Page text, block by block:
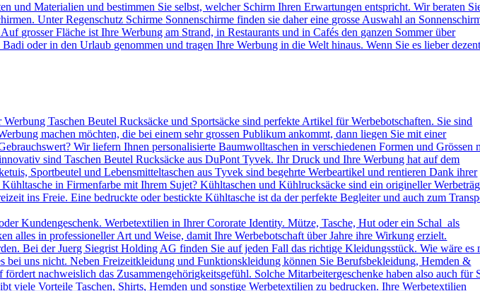
und Materialien und bestimmen Sie selbst, welcher Schirm Ihren Erwartungen entspricht. Wir beraten
Unter Regenschutz Schirme Sonnenschirme finden sie daher eine grosse Auswahl an
grosser Fläche ist Ihre Werbung am Strand, in Restaurants und in Cafés den ganzen Sommer über
oder in den Urlaub genommen und tragen Ihre Werbung in die Welt hinaus. Wenn Sie es lieber
Taschen Beutel Rucksäcke und Sportsäcke sind perfekte Artikel für Werbebotschaften. Sie sind
machen möchten, die bei einem sehr grossen Publikum ankommt, dann liegen Sie mit einer
Wir liefern Ihnen personalisierte Baumwolltaschen in verschiedenen Formen und Grössen
sind Taschen Beutel Rucksäcke aus DuPont Tyvek. Ihr Druck und Ihre Werbung hat auf dem
Sportbeutel und Lebensmitteltaschen aus Tyvek sind begehrte Werbeartikel und rentieren Dank ihrer
in Firmenfarbe mit Ihrem Sujet? Kühltaschen und Kühlrucksäcke sind ein origineller
ins Freie. Eine bedruckte oder bestickte Kühltasche ist da der perfekte Begleiter und auch zum
Kundengeschenk. Werbetextilien in Ihrer Cororate Identity. Mütze, Tasche, Hut oder ein Schal als
alles in professioneller Art und Weise, damit Ihre Werbebotschaft über Jahre ihre Wirkung erzielt.
Bei der Juerg Siegrist Holding AG finden Sie auf jeden Fall das richtige Kleidungsstück. Wie wäre es
bei uns nicht. Neben Freizeitkleidung und Funktionskleidung können Sie Berufsbekleidung, Hemden &
nachweislich das Zusammengehörigkeitsgefühl. Solche Mitarbeitergeschenke haben also auch für
Vorteile Taschen, Shirts, Hemden und sonstige Werbetextilien zu bedrucken. Ihre Werbetextilien